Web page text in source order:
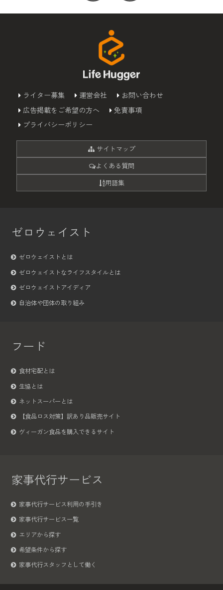
ライター募集 運営会社
お問い合わせ
広告掲載をご希望の方へ
免責事項
プライバシーポリシー
サイトマップ
よくある質問
用語集
ゼロウェイスト
ゼロウェイストとは
ゼロウェイストなライフスタイルとは
ゼロウェイストアイディア
自治体や団体の取り組み
フード
食材宅配とは
生協とは
ネットスーパーとは
【食品ロス対策】訳あり品販売サイト
ヴィーガン食品を購入できるサイト
家事代行サービス
家事代行サービス利用の手引き
家事代行サービス一覧
エリアから探す
希望条件から探す
家事代行スタッフとして働く